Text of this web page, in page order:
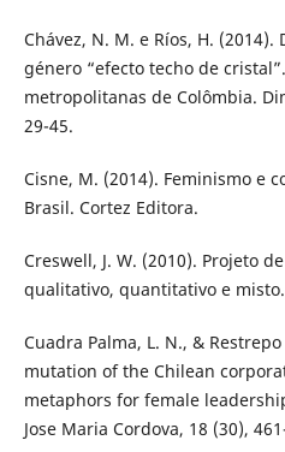
Chávez, N. M. e Ríos, H.
género “efecto techo de
metropolitanas de Colômbia.
29-45.
Cisne, M. (2014). Feminismo e
Brasil. Cortez Editora.
Creswell, J. W. (2010). Projeto
qualitativo, quantitativo e misto.
Cuadra Palma, L. N., &
mutation of the Chilean
metaphors for female
Jose Maria Cordova, 18 (30),